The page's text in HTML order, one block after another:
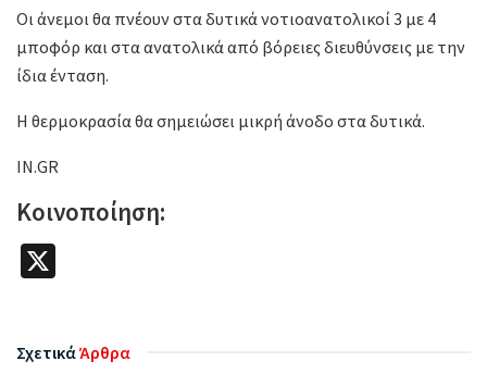
Οι άνεμοι θα πνέουν στα δυτικά νοτιοανατολικοί 3 με 4
μποφόρ και στα ανατολικά από βόρειες διευθύνσεις με την
ίδια ένταση.
Η θερμοκρασία θα σημειώσει μικρή άνοδο στα δυτικά.
IN.GR
Κοινοποίηση:
ΣχετικάΆρθρα